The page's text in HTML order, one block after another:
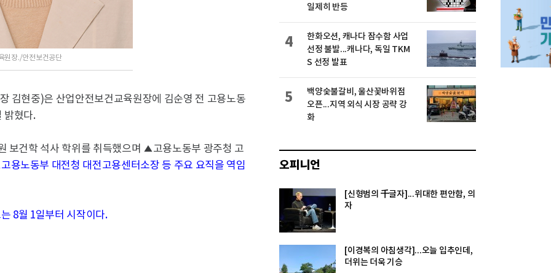
원장./안전보건공단
김현중)은 산업안전보건교육원장에 김순영 전 고용노동
밝혔다.
보건학 석사 학위를 취득했으며 ▲고용노동부 광주청 고
용노동부 대전청 대전고용센터소장 등 주요 요직을 역임
8월 1일부터 시작이다.
일제히 반등
한화오션, 캐나다 잠수함 사업
선정 불발...캐나다, 독일 TKM
S 선정 발표
4
백양숯불갈비, 울산꽃바위점
오픈...지역 외식 시장 공략 강
화
5
오피니언
[신형범의 千글자]...위대한 편안함, 의
자
[이경복의 아침생각]...오늘 입추인데,
더위는 더욱 기승